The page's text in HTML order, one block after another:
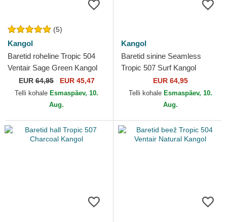
(5)
Kangol
Baretid roheline Tropic 504
Ventair Sage Green Kangol
EUR64,95 EUR 45,47
Telli kohale Esmaspäev, 10.
Aug.
Kangol
Baretid sinine Seamless
Tropic 507 Surf Kangol
EUR 64,95
Telli kohale Esmaspäev, 10.
Aug.